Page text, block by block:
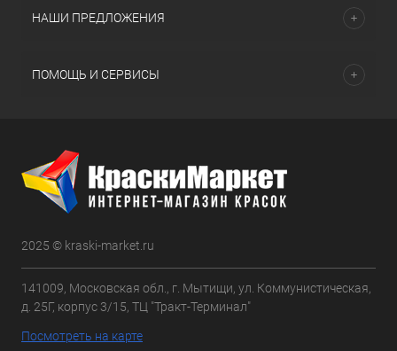
НАШИ ПРЕДЛОЖЕНИЯ
ПОМОЩЬ И СЕРВИСЫ
2025 © kraski-market.ru
141009, Московская обл., г. Мытищи, ул. Коммунистическая,
д. 25Г, корпус 3/15, ТЦ "Тракт-Терминал"
Посмотреть на карте